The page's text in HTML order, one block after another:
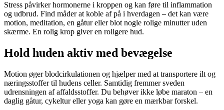
Stress påvirker hormonerne i kroppen og kan føre til inflammation
og udbrud. Find måder at koble af på i hverdagen – det kan være
motion, meditation, en gåtur eller blot nogle rolige minutter uden
skærme. En rolig krop giver en roligere hud.
Hold huden aktiv med bevægelse
Motion øger blodcirkulationen og hjælper med at transportere ilt og
næringsstoffer til hudens celler. Samtidig fremmer sveden
udrensningen af affaldsstoffer. Du behøver ikke løbe maraton – en
daglig gåtur, cykeltur eller yoga kan gøre en mærkbar forskel.